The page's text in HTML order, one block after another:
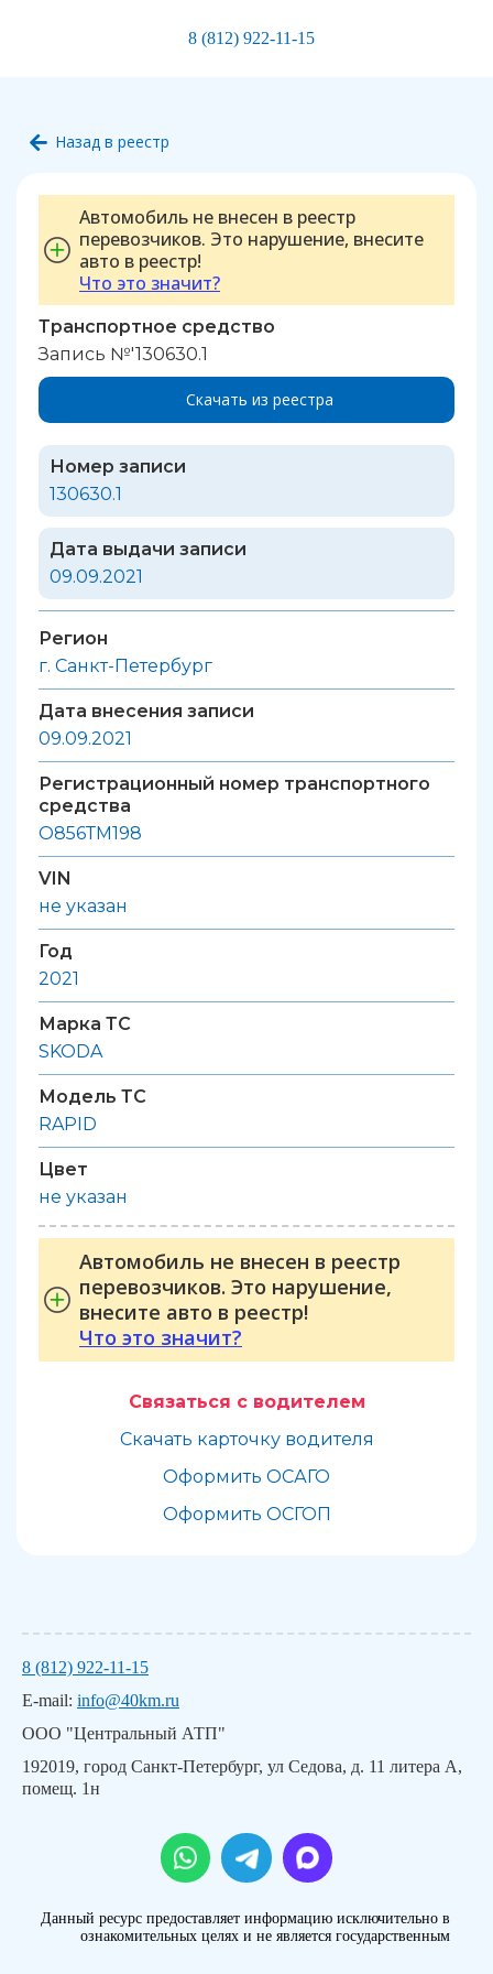
8 (812) 922-11-15
Назад в реестр
Автомобиль не внесен в реестр
перевозчиков. Это нарушение, внесите
авто в реестр!
Что это значит?
Транспортное средство
Запись №'130630.1
Скачать из реестра
Номер записи
130630.1
Дата выдачи записи
09.09.2021
Регион
г. Санкт-Петербург
Дата внесения записи
09.09.2021
Регистрационный номер транспортного
средства
О856ТМ198
VIN
не указан
Год
2021
Марка ТС
SKODA
Модель ТС
RAPID
Цвет
не указан
Автомобиль не внесен в реестр
перевозчиков. Это нарушение,
внесите авто в реестр!
Что это значит?
Связаться с водителем
Скачать карточку водителя
Оформить ОСАГО
Оформить ОСГОП
8 (812) 922-11-15
E-mail: info@40km.ru
ООО "Центральный АТП"
192019, город Санкт-Петербург, ул Седова, д. 11 литера А,
помещ. 1н
Данный ресурс предоставляет информацию исключительно в
ознакомительных целях и не является государственным